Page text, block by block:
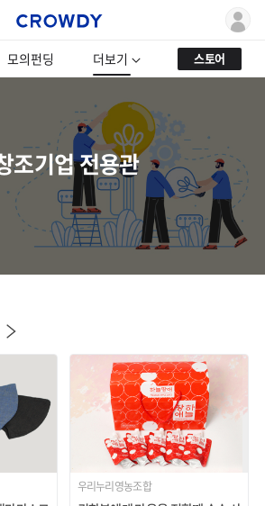
모의펀딩 더보기 스토어
조기업 전용관
우리누리영농조합